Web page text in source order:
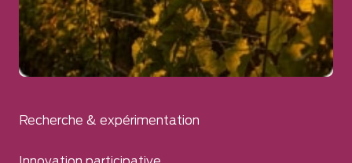
Recherche & expérimentation